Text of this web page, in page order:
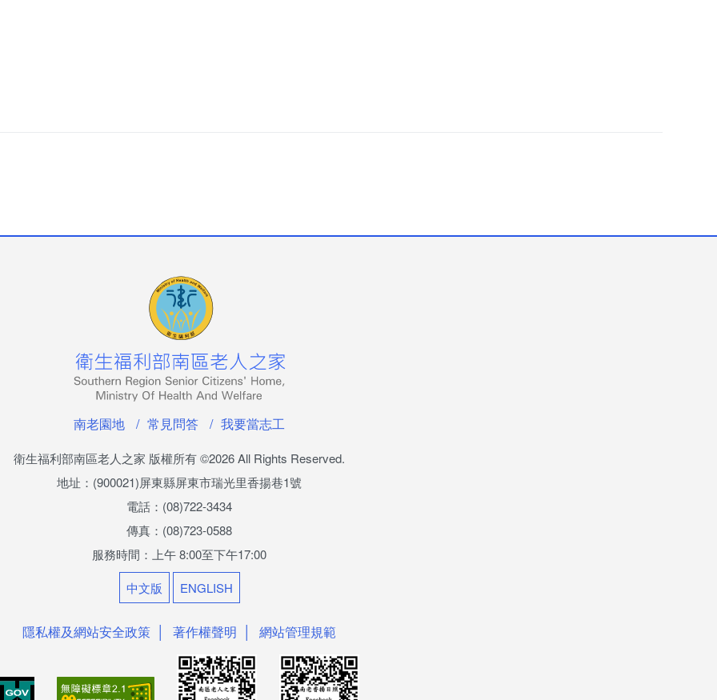
南老園地 常見問答 我要當志工
衛生福利部南區老人之家 版權所有©2026 All Rights Reserved.
地址：(900021)屏東縣屏東市瑞光里香揚巷1號
電話：(08)722-3434
傳真：(08)723-0588
服務時間：上午 8:00至下午17:00
中文版
ENGLISH
隱私權及網站安全政策 著作權聲明 網站管理規範